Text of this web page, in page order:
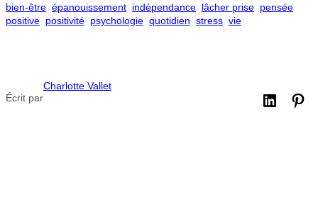
bien-être épanouissement indépendance lâcher prise pensée
positive positivité psychologie quotidien stress vie
Écrit par
Charlotte Vallet